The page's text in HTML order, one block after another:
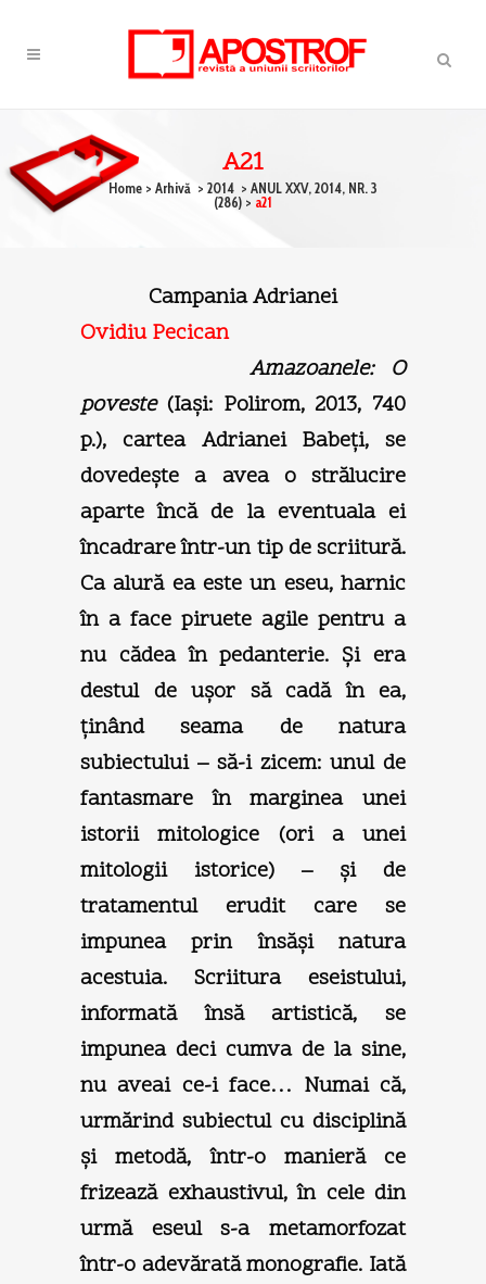
A21
Home > Arhivă > 2014 > ANUL XXV, 2014, NR. 3
(286) > a21
Campania Adrianei
Ovidiu Pecican
Amazoanele: O
poveste(Iaşi: Polirom, 2013, 740
p.), cartea Adrianei Babeţi, se
dovedeşte a avea o strălucire
aparte încă de la eventuala ei
încadrare într-un tip de scriitură.
Ca alură ea este un eseu, harnic
în a face piruete agile pentru a
nu cădea în pedanterie. Şi era
destul de uşor să cadă în ea,
ţinând seama de natura
subiectului – să-i zicem: unul de
fantasmare în marginea unei
istorii mitologice (ori a unei
mitologii istorice) – şi de
tratamentul erudit care se
impunea prin însăşi natura
acestuia. Scriitura eseistului,
informată însă artistică, se
impunea deci cumva de la sine,
nu aveai ce-i face… Numai că,
urmărind subiectul cu disciplină
şi metodă, într-o manieră ce
frizează exhaustivul, în cele din
urmă eseul s-a metamorfozat
într-o adevărată monografie. Iată